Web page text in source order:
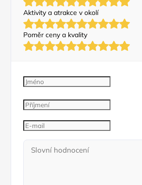
Aktivity a atrakce v okolí
Poměr ceny a kvality